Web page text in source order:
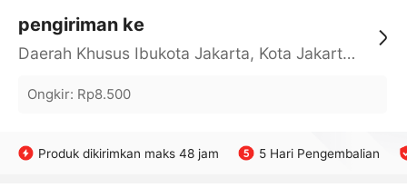
pengiriman ke
Daerah Khusus Ibukota Jakarta, Kota Jakarta Barat, Cengkareng, yy
Ongkir: Rp8.500
Produk dikirimkan maks 48 jam 5 Hari Pengembalian